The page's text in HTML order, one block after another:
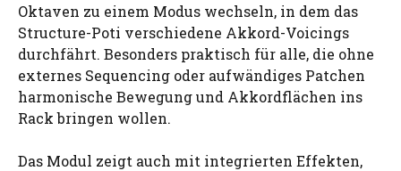
Oktaven zu einem Modus wechseln, in dem das
Structure-Poti verschiedene Akkord-Voicings
durchfährt. Besonders praktisch für alle, die ohne
externes Sequencing oder aufwändiges Patchen
harmonische Bewegung und Akkordflächen ins
Rack bringen wollen.
Das Modul zeigt auch mit integrierten Effekten,